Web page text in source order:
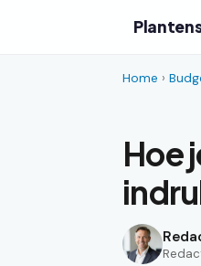
Home ›
Hoe